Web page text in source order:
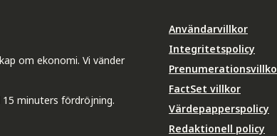
om ekonomi. Vi vänder
minuters fördröjning.
Användarvillkor
Integritetspolicy
FactSet villkor
Värdepapperspolicy
Redaktionell policy